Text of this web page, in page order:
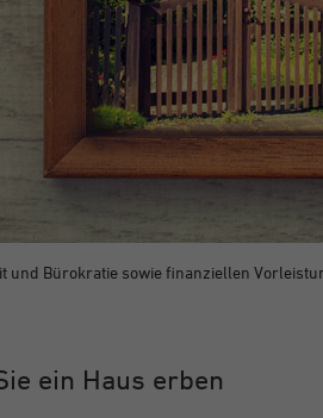
und Bürokratie sowie finanziellen
ein Haus erben